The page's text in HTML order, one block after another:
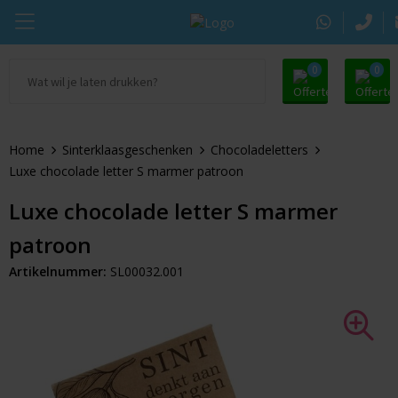
0 0
Chocolade
Pepermunt
Kauwgom
Snoeppotten
Alle promosupply
Oranje artikelen
Dag van de Zorg
Door de Brievenbus
Sinterklaas
Sportlife
Chupa Chups
Pringles
Dextro Energie
Home Sinterklaasgeschenken
Chocoladeletters
Luxe chocolade letter S marmer patroon
Luxe chocolade letter S marmer
patroon
Artikelnummer: SL00032.001